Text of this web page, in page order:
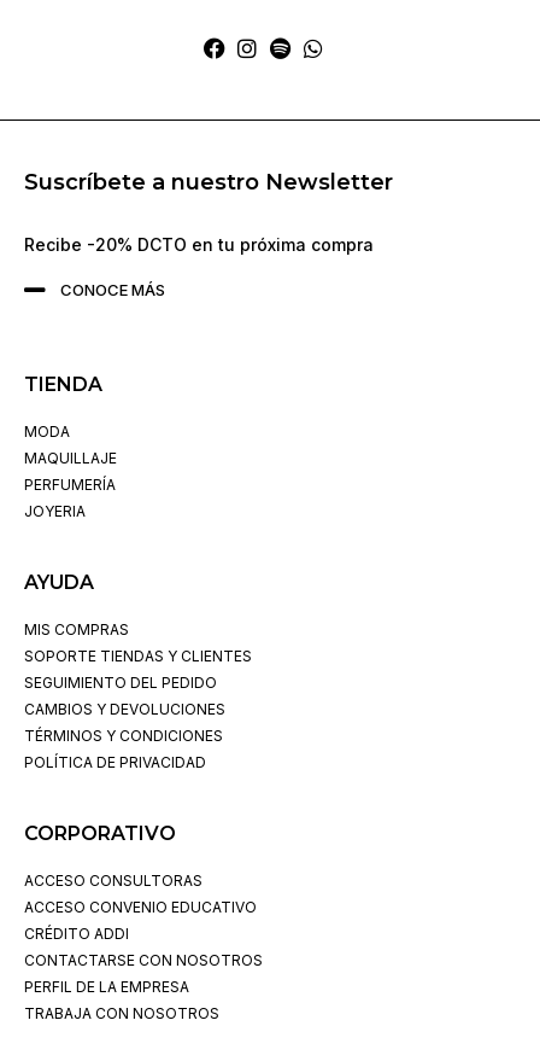
Suscríbete a nuestro Newsletter
Recibe -20% DCTO en tu próxima compra
CONOCE MÁS
TIENDA
MODA
MAQUILLAJE
PERFUMERÍA
JOYERIA
AYUDA
MIS COMPRAS
SOPORTE TIENDAS Y CLIENTES
SEGUIMIENTO DEL PEDIDO
CAMBIOS Y DEVOLUCIONES
TÉRMINOS Y CONDICIONES
POLÍTICA DE PRIVACIDAD
CORPORATIVO
ACCESO CONSULTORAS
ACCESO CONVENIO EDUCATIVO
CRÉDITO ADDI
CONTACTARSE CON NOSOTROS
PERFIL DE LA EMPRESA
TRABAJA CON NOSOTROS